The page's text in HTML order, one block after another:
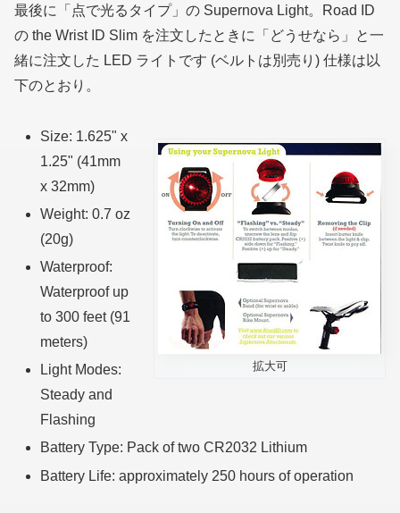
最後に「点で光るタイプ」の Supernova Light。Road ID
の the Wrist ID Slim を注文したときに「どうせなら」と一
緒に注文した LED ライトです (ベルトは別売り) 仕様は以
下のとおり。
拡大可
Size: 1.625" x
1.25" (41mm
x 32mm)
Weight: 0.7 oz
(20g)
Waterproof:
Waterproof up
to 300 feet (91
meters)
Light Modes:
Steady and
Flashing
Battery Type: Pack of two CR2032 Lithium
Battery Life: approximately 250 hours of operation